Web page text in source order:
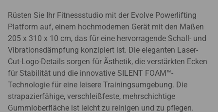
Rüsten Sie Ihr Fitnessstudio mit der Evolve Powerlifting
Platform auf, einem hochmodernen Gerät mit den Maßen
205 x 310 x 10 cm, das für eine hervorragende Schall- und
Vibrationsdämpfung konzipiert ist. Die eleganten Laser-
Cut-Logo-Details sorgen für Ästhetik, die verstärkten Ecken
für Stabilität und die innovative SILENT FOAM™-
Technologie für eine leisere Trainingsumgebung. Die
strapazierfähige, verschleißfeste, mehrschichtige
Gummioberfläche ist leicht zu reinigen und zu pflegen.